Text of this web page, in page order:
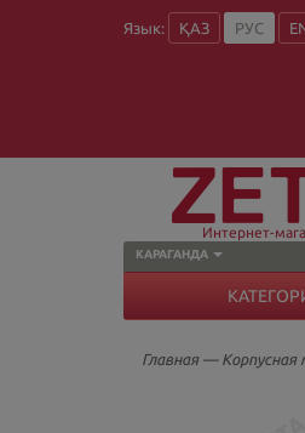
Язык: ҚАЗ РУС
КАРАГАНДА
Интернет-
Главная — Корпусная